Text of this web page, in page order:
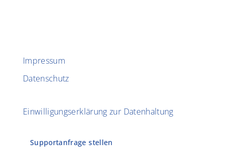
Impressum
Datenschutz
Einwilligungserklärung zur Datenhaltung
Supportanfrage stellen